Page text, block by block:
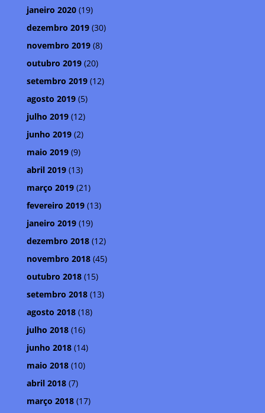
janeiro 2020(19)
dezembro 2019(30)
novembro 2019(8)
outubro 2019(20)
setembro 2019(12)
agosto 2019(5)
julho 2019(12)
junho 2019(2)
maio 2019(9)
abril 2019(13)
março 2019(21)
fevereiro 2019(13)
janeiro 2019(19)
dezembro 2018(12)
novembro 2018(45)
outubro 2018(15)
setembro 2018(13)
agosto 2018(18)
julho 2018(16)
junho 2018(14)
maio 2018(10)
abril 2018(7)
março 2018(17)